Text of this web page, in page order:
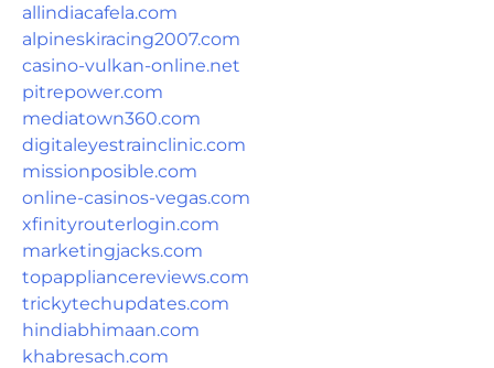
allindiacafela.com
alpineskiracing2007.com
casino-vulkan-online.net
pitrepower.com
mediatown360.com
digitaleyestrainclinic.com
missionposible.com
online-casinos-vegas.com
xfinityrouterlogin.com
marketingjacks.com
topappliancereviews.com
trickytechupdates.com
hindiabhimaan.com
khabresach.com